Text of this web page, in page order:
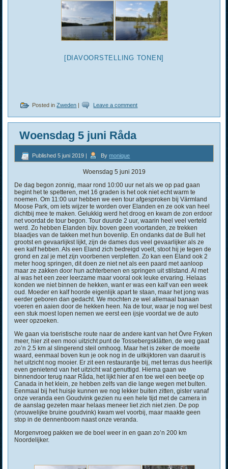
[DIAVOORSTELLING TONEN]
Posted in Zweden | Leave a comment
Woensdag 5 juni Råda
Published 5 juni 2019 | By monique
Woensdag 5 juni 2019
De dag begon zonnig, maar rond 10:00 uur net als we op pad gaan
begint het te spetteren, met 16 graden is het ook niet echt warm te
noemen. Om 11:00 uur hebben we een tour afgesproken bij Värmland
Moose Park, om iets wijzer te worden over Elanden en ze ook van heel
dichtbij mee te maken. Gelukkig werd het droog en kwam de zon erdoor
net voordat de tour begon. Tour duurde 2 uur, waarin heel veel verteld
werd. Zo hebben Elanden bijv. boven geen voortanden, ze trekken
blaadjes van de takken met hun bovenlip. En ondanks dat de Bull het
grootst en gevaarlijkst lijkt, zijn de dames dus veel gevaarlijker als ze
een kalf hebben. Als een Eland zich bedreigd voelt, stoot hij je tegen de
grond en zal je met zijn voorbenen verpletten. Zo kan een Eland ook 2
meter hoog springen, dit doen ze niet net als een paard met aanloop
maar ze zakken door hun achterbenen en springen uit stilstand. Al met
al was het een zeer leerzame maar vooral ook leuke ervaring. Helaas
konden we niet binnen de hekken, want er was een kalf van een week
oud. Moeder en kalf hoorde eigenlijk apart te staan, maar het jong was
eerder geboren dan gedacht. We mochten ze wel allemaal banaan
voeren en aaien door de hekken heen. Na de tour, waar je nog wel best
een stuk moest lopen nemen we eerst een ijsje voordat we de auto
weer opzoeken.
We gaan via toeristische route naar de andere kant van het Övre Fryken
meer, hier zit een mooi uitzicht punt de Tossebergsklätten, de weg gaat
zo’n 2.5 km al slingerend steil omhoog. Maar het is zeker de moeite
waard, eenmaal boven kun je ook nog in de uitkijktoren van daaruit is
het uitzicht nog mooier. Er zit een restaurantje bij, met terras dus heerlijk
even genietend van het uitzicht wat genuttigd. Hierna gaan we
binnendoor terug naar Råda, het lijkt hier af en toe wel een beetje op
Canada in het klein, ze hebben zelfs van die lange wegen met bulten.
Eenmaal bij het huisje kunnen we nog lekker buiten zitten, gister vanaf
onze veranda een Goudvink gezien nu een hele tijd met de camera in
de aanslag gezeten maar helaas meneer liet zich niet zien. De pop
(vrouwelijke bruine goudvink) kwam wel voorbij, maar maakte geen
stop in de dennenboom naast onze veranda.
Morgenvroeg pakken we de boel weer in en gaan zo’n 200 km
Noordelijker.